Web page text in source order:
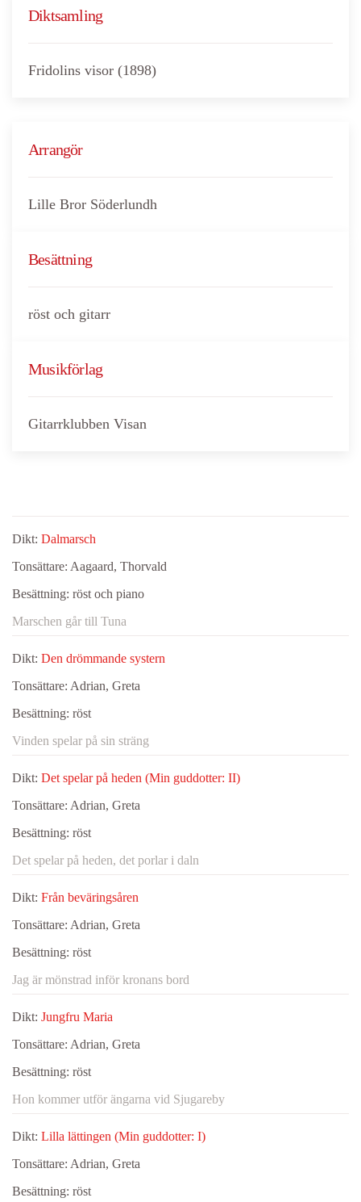
Diktsamling
Fridolins visor (1898)
Arrangör
Lille Bror Söderlundh
Besättning
röst och gitarr
Musikförlag
Gitarrklubben Visan
Dikt: Dalmarsch
Tonsättare: Aagaard, Thorvald
Besättning: röst och piano
Marschen går till Tuna
Dikt: Den drömmande systern
Tonsättare: Adrian, Greta
Besättning: röst
Vinden spelar på sin sträng
Dikt: Det spelar på heden (Min guddotter: II)
Tonsättare: Adrian, Greta
Besättning: röst
Det spelar på heden, det porlar i daln
Dikt: Från beväringsåren
Tonsättare: Adrian, Greta
Besättning: röst
Jag är mönstrad inför kronans bord
Dikt: Jungfru Maria
Tonsättare: Adrian, Greta
Besättning: röst
Hon kommer utför ängarna vid Sjugareby
Dikt: Lilla lättingen (Min guddotter: I)
Tonsättare: Adrian, Greta
Besättning: röst